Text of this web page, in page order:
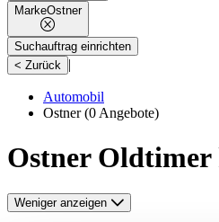
MarkeOstner
Suchauftrag einrichten
< Zurück |
Automobil
Ostner(0 Angebote)
Ostner Oldtimer
Weniger anzeigen